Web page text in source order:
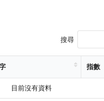
搜尋
指數
目前沒有資料